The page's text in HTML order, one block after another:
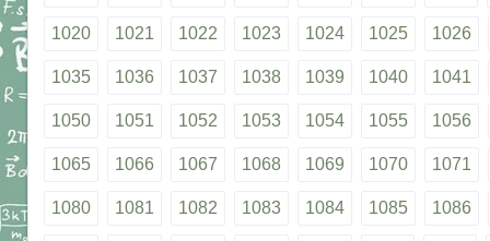
1020 1021 1022 1023 1024 1025 1026
1035 1036 1037 1038 1039 1040 1041
1050 1051 1052 1053 1054 1055 1056
1065 1066 1067 1068 1069 1070 1071
1080 1081 1082 1083 1084 1085 1086